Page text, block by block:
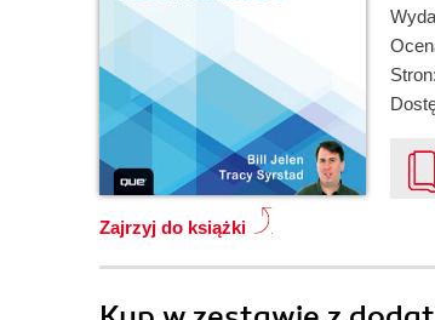
Zajrzyj do książki
Stron: